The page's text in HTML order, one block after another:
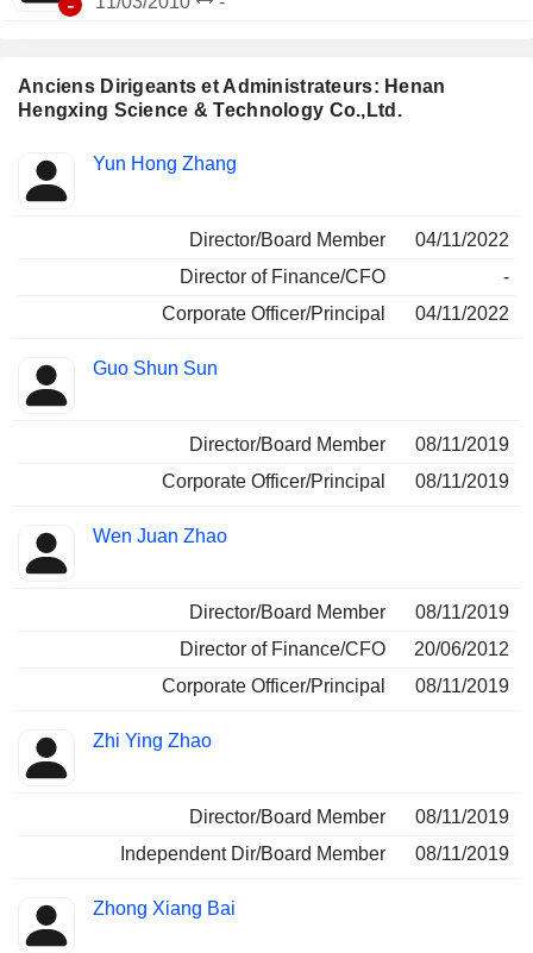
Anciens Dirigeants et Administrateurs: Henan
Hengxing Science & Technology Co.,Ltd.
Insider
Fonctions
occupées
Yun Hong Zhang
Director/Board Member
04/11/2022
Director of Finance/CFO
-
Corporate Officer/Principal
04/11/2022
Guo Shun Sun
Director/Board Member
08/11/2019
Corporate Officer/Principal
08/11/2019
Wen Juan Zhao
Director/Board Member
08/11/2019
Director of Finance/CFO
20/06/2012
Corporate Officer/Principal
08/11/2019
Zhi Ying Zhao
Director/Board Member
08/11/2019
Independent Dir/Board Member
08/11/2019
Zhong Xiang Bai